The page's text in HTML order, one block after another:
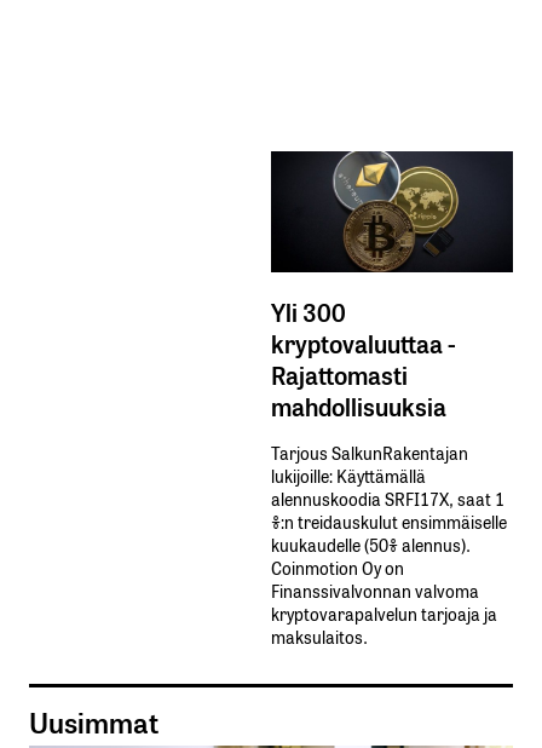
Yli 300
kryptovaluuttaa -
Rajattomasti
mahdollisuuksia
Tarjous SalkunRakentajan
lukijoille: Käyttämällä​ ​
alennuskoodia​ ​SRFI17X,​ ​saat​ ​1
%:n treidauskulut​ ​ensimmäiselle​ ​
kuukaudelle​ ​(50%​ ​alennus).
Coinmotion Oy on
Finanssivalvonnan valvoma
kryptovarapalvelun tarjoaja ja
maksulaitos.
Uusimmat